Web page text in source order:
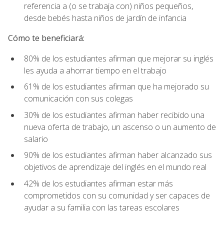
referencia a (o se trabaja con) niños pequeños,
desde bebés hasta niños de jardín de infancia
Cómo te beneficiará:
80% de los estudiantes afirman que mejorar su inglés
les ayuda a ahorrar tiempo en el trabajo
61% de los estudiantes afirman que ha mejorado su
comunicación con sus colegas
30% de los estudiantes afirman haber recibido una
nueva oferta de trabajo, un ascenso o un aumento de
salario
90% de los estudiantes afirman haber alcanzado sus
objetivos de aprendizaje del inglés en el mundo real
42% de los estudiantes afirman estar más
comprometidos con su comunidad y ser capaces de
ayudar a su familia con las tareas escolares